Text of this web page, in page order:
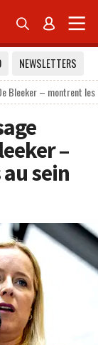
 
NEWSLETTERS
Bleeker – montrent les
–
sein